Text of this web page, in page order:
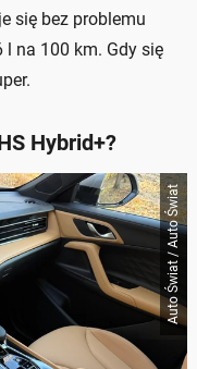
się bez problemu
na 100 km. Gdy się
Hybrid+?
Auto Świat / Auto Świat